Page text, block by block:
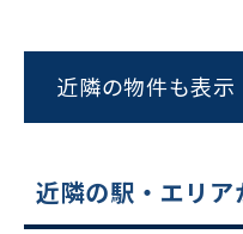
近隣の物件も表示
近隣の駅・エリア